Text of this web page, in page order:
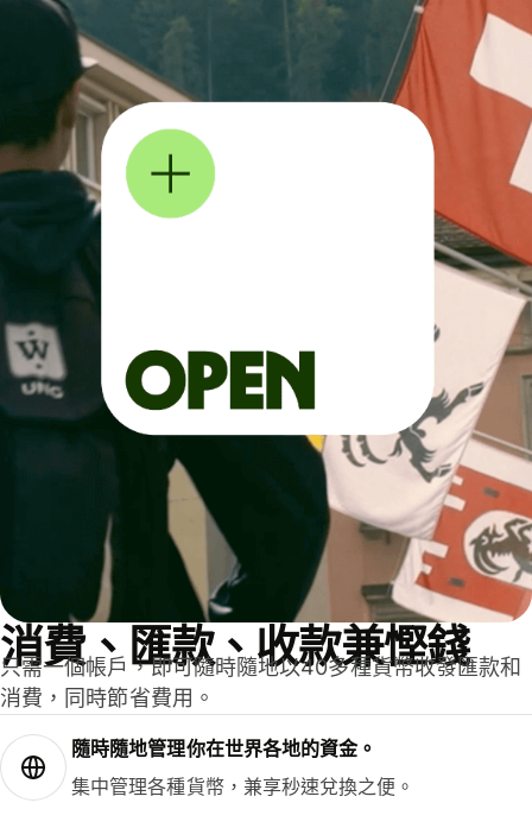
消費、匯款、收款兼慳錢
只需一個帳戶，即可隨時隨地以40多種貨幣收發匯款和
消費，同時節省費用。
隨時隨地管理你在世界各地的資金。
集中管理各種貨幣，兼享秒速兌換之便。